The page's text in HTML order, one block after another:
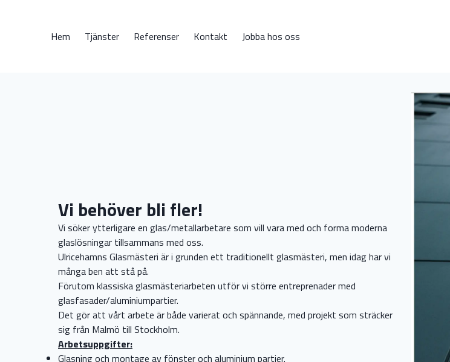
Hem Tjänster Referenser Kontakt Jobba hos oss
Vi behöver bli fler!
Vi söker ytterligare en glas/metallarbetare som vill vara med och forma moderna
glaslösningar tillsammans med oss.
Ulricehamns Glasmästeri är i grunden ett traditionellt glasmästeri, men idag har vi
många ben att stå på.
Förutom klassiska glasmästeriarbeten utför vi större entreprenader med
glasfasader/aluminiumpartier.
Det gör att vårt arbete är både varierat och spännande, med projekt som sträcker
sig från Malmö till Stockholm.
Arbetsuppgifter:
Glasning och montage av fönster och aluminium partier.